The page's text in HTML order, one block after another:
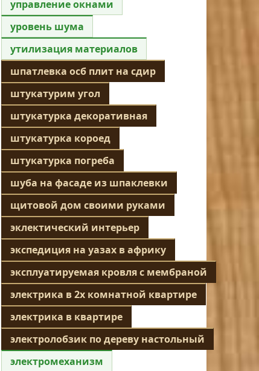
управление окнами
уровень шума
утилизация материалов
шпатлевка осб плит на сдир
штукатурим угол
штукатурка декоративная
штукатурка короед
штукатурка погреба
шуба на фасаде из шпаклевки
щитовой дом своими руками
эклектический интерьер
экспедиция на уазах в африку
эксплуатируемая кровля с мембраной
электрика в 2х комнатной квартире
электрика в квартире
электролобзик по дереву настольный
электромеханизм